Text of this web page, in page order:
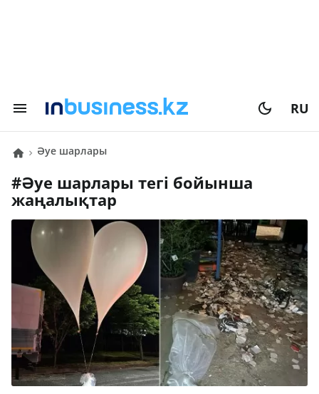
RU
әуе шарлары
# әуе шарлары тегі бойынша
жаңалықтар